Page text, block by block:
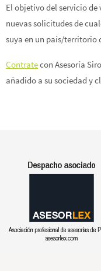
El objetivo del servicio
nuevas solicitudes de
suya en un país/territorio
Contratecon Asesoría
añadido a su sociedad y